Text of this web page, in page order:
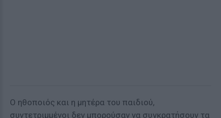
Ο ηθοποιός και η μητέρα του παιδιού,
συντετριμμένοι δεν μπορούσαν να συγκρατήσουν τα